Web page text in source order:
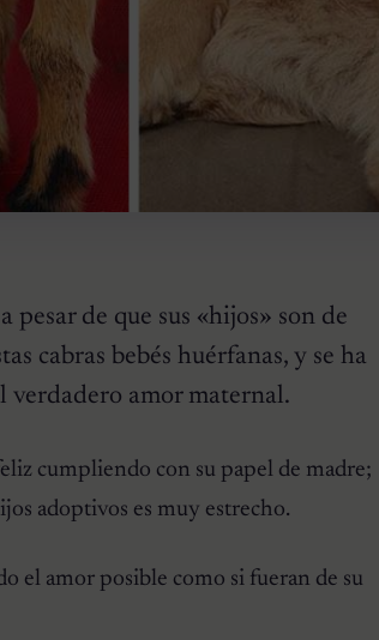
de que sus «hijos» son de
cabras bebés huérfanas, y se ha
verdadero amor maternal.
cumpliendo con su papel de madre;
adoptivos es muy estrecho.
el amor posible como si fueran de su